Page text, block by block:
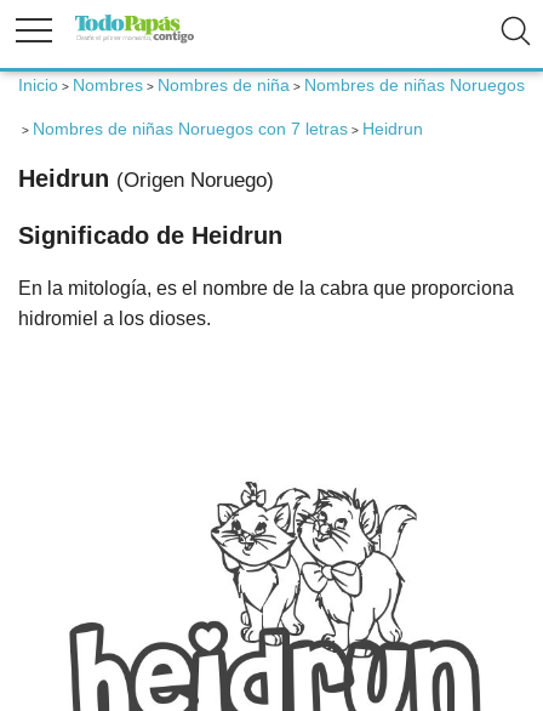
Fertilidad
Embarazo
Bebé
Niños
Inicio > Nombres > Nombres de niña > Nombres de niñas Noruegos
> Nombres de niñas Noruegos con 7 letras > Heidrun
Heidrun (Origen Noruego)
Significado de Heidrun
En la mitología, es el nombre de la cabra que proporciona
hidromiel a los dioses.